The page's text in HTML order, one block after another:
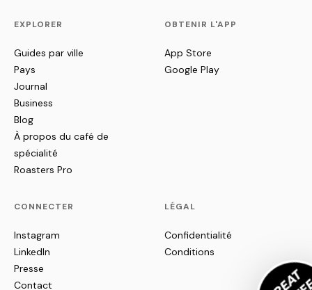
EXPLORER
Guides par ville
Pays
Journal
Business
Blog
À propos du café de
spécialité
Roasters Pro
OBTENIR L'APP
App Store
Google Play
CONNECTER
Instagram
LinkedIn
Presse
Contact
LÉGAL
Confidentialité
Conditions